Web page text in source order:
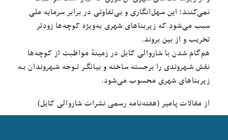
نمی‌کنند؛ این سهل‌انگاری و بی‌تفاوتی در برابر سرمایه ملی
سبب می‌شود که زیربناهای شهری به‌ویژه کوچه‌ها زودتر
تخریب و از بین بروند.
هم‌گام شدن با شاروالی کابل در زمینهٔ مواظبت از کوچه‌ها
نقش شـهروندی را برجسته ساخته و بیانگـر تـوجه شـهروندان بـه
زیربناهای شهری محسوب می‌شود.
از مقالات پامیر (هفته‌نامه رسمی نشرات شاروالی کابل)